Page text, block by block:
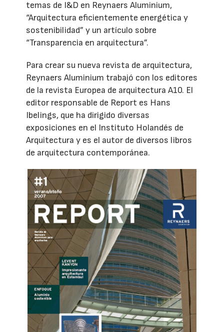
temas de I&D en Reynaers Aluminium,
“Arquitectura eficientemente energética y
sostenibilidad” y un artículo sobre
“Transparencia en arquitectura”.
Para crear su nueva revista de arquitectura,
Reynaers Aluminium trabajó con los editores
de la revista Europea de arquitectura A10. El
editor responsable de Report es Hans
Ibelings, que ha dirigido diversas
exposiciones en el Instituto Holandés de
Arquitectura y es el autor de diversos libros
de arquitectura contemporánea.